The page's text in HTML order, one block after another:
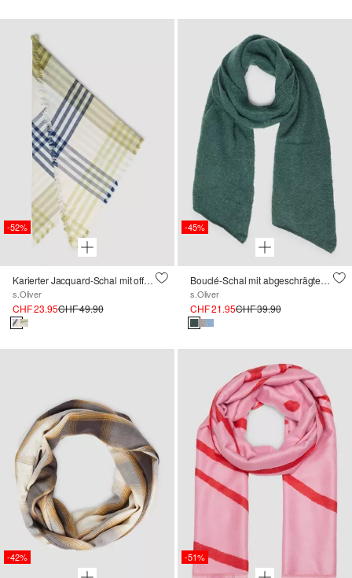
-52%
Karierter Jacquard-Schal mit offenen Fransen
s.Oliver
CHF 23.95CHF 49.90
-45%
Bouclé-Schal mit abgeschrägten Enden
s.Oliver
CHF 21.95CHF 39.90
-42% -51%